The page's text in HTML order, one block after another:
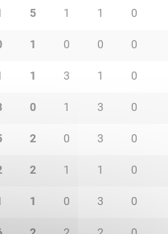
5 1 1 0
1 0 0 0
1 3 1 0
0 1 3 0
2 0 3 0
2 1 1 0
1 0 3 0